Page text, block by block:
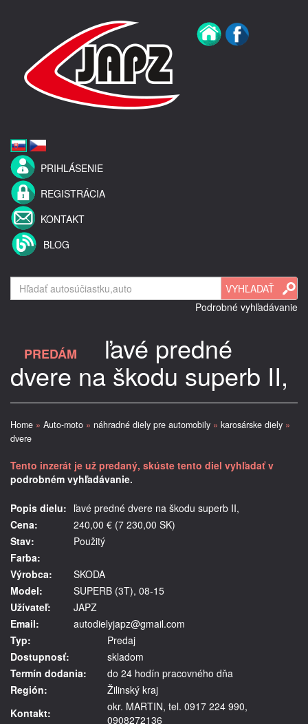
PRIHLÁSENIE
REGISTRÁCIA
KONTAKT
BLOG
Podrobné vyhľadávanie
PREDÁM ľavé predné
dvere na škodu superb II,
Home » Auto-moto » náhradné diely pre automobily » karosárske diely »
dvere
Tento inzerát je už predaný, skúste tento diel vyhľadať v
podrobném vyhľadávanie.
Popis dielu: ľavé predné dvere na škodu superb II,
Cena:
240,00 € (7 230,00 SK)
Stav:
Použitý
Farba:
Výrobca:
SKODA
Model:
SUPERB (3T), 08-15
Užívateľ:
JAPZ
Email:
autodielyjapz@gmail.com
Typ:
Predaj
Dostupnosť:
skladom
Termín dodania:
do 24 hodín pracovného dňa
Región:
Žilinský kraj
Kontakt:
okr. MARTIN, tel. 0917 224 990,
0908272136